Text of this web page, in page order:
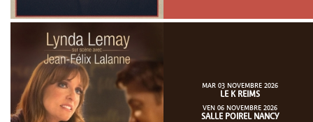
MAR 03 NOVEMBRE 2026
LE K REIMS
VEN 06 NOVEMBRE 2026
SALLE POIREL NANCY